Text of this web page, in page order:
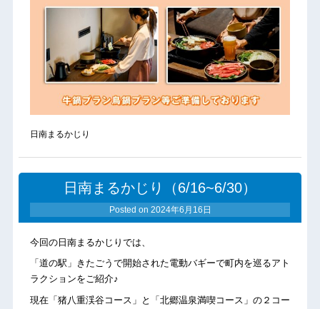
日南まるかじり
日南まるかじり（6/16~6/30）
Posted on 2024年6月16日
今回の日南まるかじりでは、
「道の駅」きたごうで開始された電動バギーで町内を巡るアト
ラクションをご紹介♪
現在「猪八重渓谷コース」と「北郷温泉満喫コース」の２コー